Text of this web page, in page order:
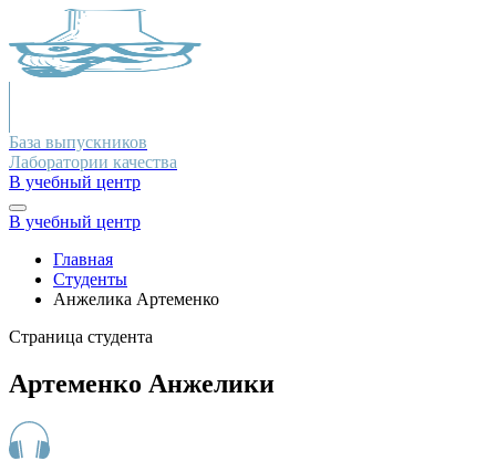
База выпускников
Лаборатории качества
В учебный центр
В учебный центр
Главная
Студенты
Анжелика Артеменко
Страница студента
Артеменко Анжелики